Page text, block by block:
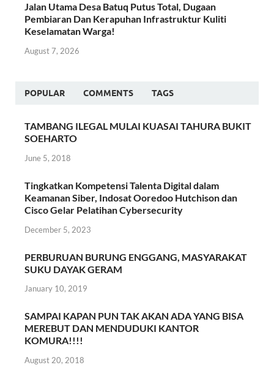
Jalan Utama Desa Batuq Putus Total, Dugaan
Pembiaran Dan Kerapuhan Infrastruktur Kuliti
Keselamatan Warga!
August 7, 2026
POPULAR COMMENTS TAGS
TAMBANG ILEGAL MULAI KUASAI TAHURA BUKIT
SOEHARTO
June 5, 2018
Tingkatkan Kompetensi Talenta Digital dalam
Keamanan Siber, Indosat Ooredoo Hutchison dan
Cisco Gelar Pelatihan Cybersecurity
December 5, 2023
PERBURUAN BURUNG ENGGANG, MASYARAKAT
SUKU DAYAK GERAM
January 10, 2019
SAMPAI KAPAN PUN TAK AKAN ADA YANG BISA
MEREBUT DAN MENDUDUKI KANTOR
KOMURA!!!!
August 20, 2018